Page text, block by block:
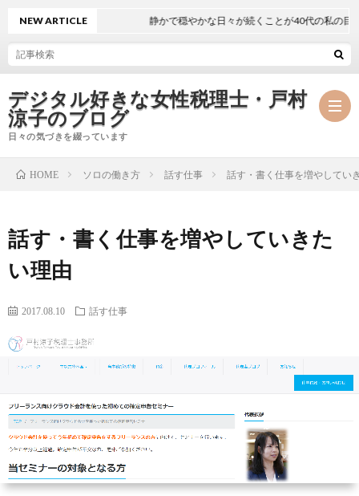
デジタル好きな女性税理士・戸村
涼子のブログ
日々の気づきを綴っています
NEW ARTICLE 静かで穏やかな日々が続くことが40代の私の目標
HOME ソロの働き方 話す仕事 話す・書く仕事を増やしてい
話す・書く仕事を増やしていきた
い理由
2017.08.10 話す仕事